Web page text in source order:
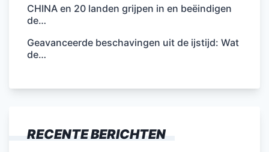
CHINA en 20 landen grijpen in en beëindigen
de…
Geavanceerde beschavingen uit de ijstijd: Wat
de…
RECENTE BERICHTEN